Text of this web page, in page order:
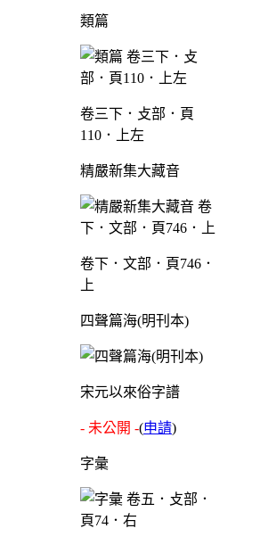
類篇
卷三下．攴部．頁
110．上左
精嚴新集大藏音
卷下．文部．頁746．
上
四聲篇海(明刊本)
宋元以來俗字譜
- 未公開 -(申請)
字彙